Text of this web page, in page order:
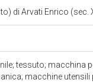
di Arvati Enrico (sec.
tessuto; macchina
macchine